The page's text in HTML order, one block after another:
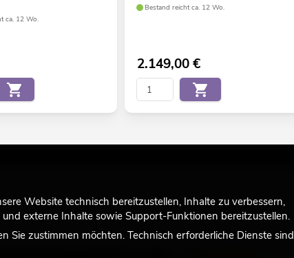
ca. 12 Wo.
Bestand reicht ca. 12 Wo.
2.149,00€
Website technisch bereitzustellen, Inhalte zu verbessern,
externe Inhalte sowie Support-Funktionen bereitzustellen.
Sie zustimmen möchten. Technisch erforderliche Dienste sind